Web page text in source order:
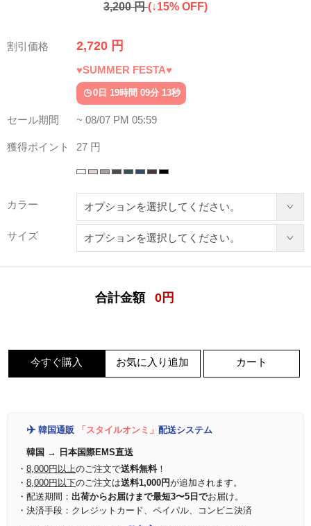
3,200 円(↓15% OFF)
割引価格 2,720 円
♥SUMMER FESTA♥
0日 19時間 09分 10秒
セール期間 ~ 08/07 PM 05:59
獲得ポイント 27 円
カラー
サイズ
合計金額 0 円
今すぐ購入 お気に入り追加 カート
✈️ 韓国通販 「スタイルオンミ」 配送システム
韓国 → 日本国際EMS直送
・ 8,000円以上のご注文で送料無料！
・ 8,000円以下のご注文は送料1,000円が追加されます。
・配送期間： 出荷からお届けまで最短3〜5日でお届け。
・決済手段：クレジットカード、ペイパル、コンビニ決済